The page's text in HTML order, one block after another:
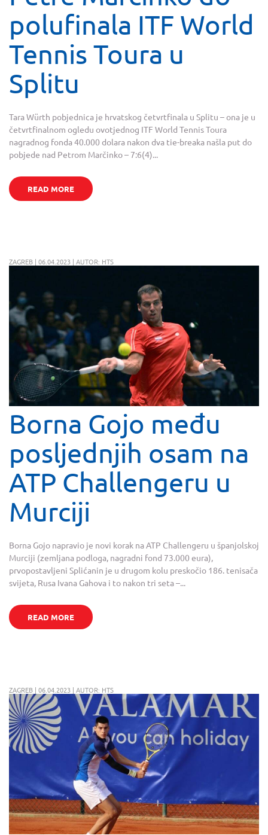
polufinala ITF World
Tennis Toura u
Splitu
Tara Würth pobjednica je hrvatskog četvrtfinala u Splitu – ona je u
četvrtfinalnom ogledu ovotjednog ITF World Tennis Toura
nagradnog fonda 40.000 dolara nakon dva tie-breaka našla put do
pobjede nad Petrom Marčinko – 7:6(4)...
READ MORE
ZAGREB | 06.04.2023 | AUTOR: HTS
Borna Gojo među
posljednjih osam na
ATP Challengeru u
Murciji
Borna Gojo napravio je novi korak na ATP Challengeru u španjolskoj
Murciji (zemljana podloga, nagradni fond 73.000 eura),
prvopostavljeni Splićanin je u drugom kolu preskočio 186. tenisača
svijeta, Rusa Ivana Gahova i to nakon tri seta –...
READ MORE
ZAGREB | 06.04.2023 | AUTOR: HTS